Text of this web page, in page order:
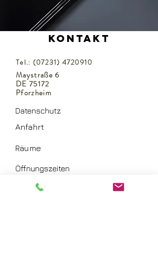
Kontakt
Tel.: (07231) 4720910
Maystraße 6
DE 75172
Pforzheim
Datenschutz
Anfahrt
Räume
Öffnungszeiten
Anmeldung und Zahlung